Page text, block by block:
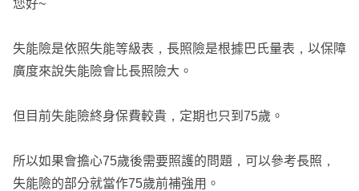
🫶🏼歡迎點擊我頭像私訊領取專屬你の建議書🫶🏼
我是巧達👩‍💻服務於【錠嵂保經】
✨成為保戶們心中的天使👼
✨客觀諮詢，不強迫推銷❌
您好~
失能險是依照失能等級表，長照險是根據巴氏量表，以保障
廣度來說失能險會比長照險大。
但目前失能險終身保費較貴，定期也只到75歲。
所以如果會擔心75歲後需要照護的問題，可以參考長照，
失能險的部分就當作75歲前補強用。